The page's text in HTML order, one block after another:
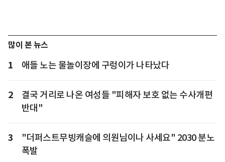
많이 본 뉴스
1 애들 노는 물놀이장에 구렁이가 나타났다
2
결국 거리로 나온 여성들 "피해자 보호 없는 수사개편
반대"
3
"더퍼스트무빙캐슬에 의원님이나 사세요" 2030 분노
폭발